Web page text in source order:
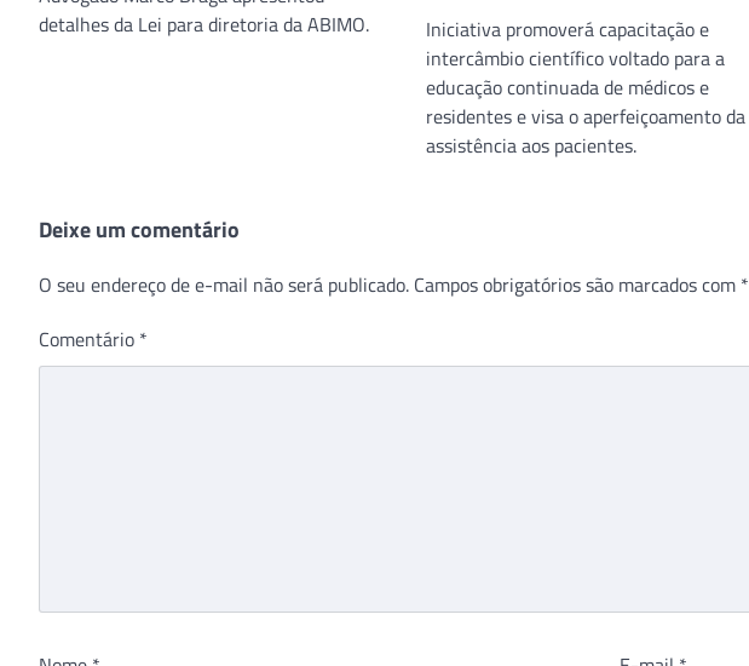
detalhes da Lei para diretoria da ABIMO.
Iniciativa promoverá capacitação e
intercâmbio científico voltado para a
educação continuada de médicos e
residentes e visa o aperfeiçoamento da
assistência aos pacientes.
Deixe um comentário
O seu endereço de e-mail não será publicado. Campos obrigatórios são marcados com *
Comentário *